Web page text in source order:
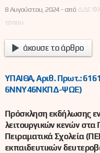
8 Αυγούστου, 2024 -από ΔΔΕ
τόπου
άκουσε το άρθρο
ΥΠΑΙΘΑ, Αριθ. Πρωτ.:
6ΝΝΥ46ΝΚΠΔ-ΨΩΕ)
Πρόσκληση εκδήλωσης
λειτουργικών κενών
Πειραματικά Σχολεία
εκπαιδευτικών